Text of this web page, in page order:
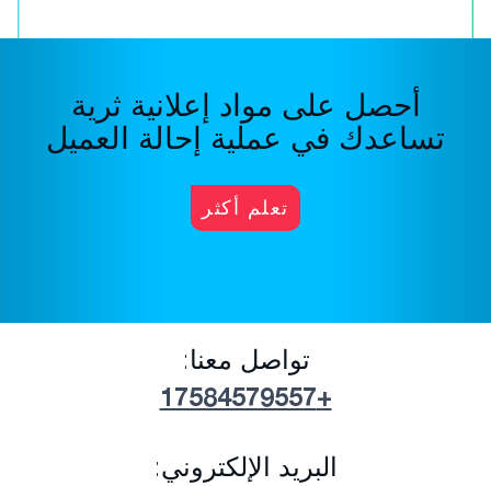
أحصل على مواد إعلانية ثرية
تساعدك في عملية إحالة العميل
تعلم أكثر
تواصل معنا:
+17584579557
البريد الإلكتروني: